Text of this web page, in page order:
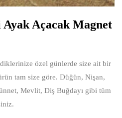
Açacak Magnet
özel günlerde size ait bir
tam size göre. Düğün, Nişan,
Mevlit, Diş Buğdayı gibi tüm